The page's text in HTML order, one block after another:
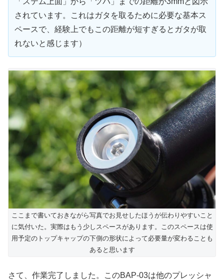
されています。これはガタを取るために必要な基本ス
ペースで、経験上でもこの距離が短すぎるとガタが取
れないと感じます）
ここまで書いておきながら写真でお見せしたほうが伝わりやすいこと
に気付いた。実際はもう少しスペースがあります。このスペースは使
用予定のトップキャップの下側の形状によって必要量が変わることも
あると思います
さて、作業完了しました。このBAP-03は他のプレッシャ